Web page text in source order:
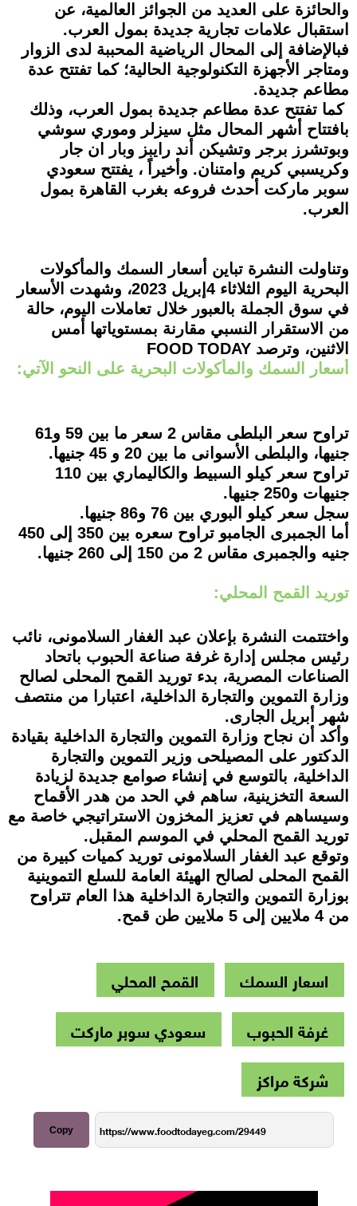
والحائزة على العديد من الجوائز العالمية، عن
استقبال علامات تجارية جديدة بمول العرب.
فبالإضافة إلى المحال الرياضية المحببة لدى الزوار
ومتاجر الأجهزة التكنولوجية الحالية؛ كما تفتتح عدة
مطاعم جديدة.
كما تفتتح عدة مطاعم جديدة بمول العرب، وذلك
بافتتاح أشهر المحال مثل سيزلر وموري سوشي
وبوتشرز برجر وتشيكن أند رايبز وبار ان جار
وكريسبي كريم وامتنان. وأخيراً ، يفتتح سعودي
سوبر ماركت أحدث فروعه بغرب القاهرة بمول
العرب.
وتناولت النشرة تباين أسعار السمك والمأكولات
البحرية اليوم الثلاثاء 4إبريل 2023، وشهدت الأسعار
في سوق الجملة بالعبور خلال تعاملات اليوم، حالة
من الاستقرار النسبي مقارنة بمستوياتها أمس
الاثنين، وترصد FOOD TODAY
أسعار السمك والمأكولات البحرية على النحو الآتي:
تراوح سعر البلطى مقاس 2 سعر ما بين 59 و61
جنيها، والبلطى الأسوانى ما بين 20 و 45 جنيها.
تراوح سعر كيلو السبيط والكاليماري بين 110
جنيهات و250 جنيها.
سجل سعر كيلو البوري بين 76 و86 جنيها.
أما الجمبرى الجامبو تراوح سعره بين 350 إلى 450
جنيه والجمبرى مقاس 2 من 150 إلى 260 جنيها.
توريد القمح المحلي:
واختتمت النشرة بإعلان عبد الغفار السلامونى، نائب
رئيس مجلس إدارة غرفة صناعة الحبوب باتحاد
الصناعات المصرية، بدء توريد القمح المحلى لصالح
وزارة التموين والتجارة الداخلية، اعتبارا من منتصف
شهر أبريل الجارى.
وأكد أن نجاح وزارة التموين والتجارة الداخلية بقيادة
الدكتور على المصيلحى وزير التموين والتجارة
الداخلية، بالتوسع في إنشاء صوامع جديدة لزيادة
السعة التخزينية، ساهم في الحد من هدر الأقماح
وسيساهم في تعزيز المخزون الاستراتيجي خاصة مع
توريد القمح المحلي في الموسم المقبل.
وتوقع عبد الغفار السلامونى توريد كميات كبيرة من
القمح المحلى لصالح الهيئة العامة للسلع التموينية
بوزارة التموين والتجارة الداخلية هذا العام تتراوح
من 4 ملايين إلى 5 ملايين طن قمح.
اسعار السمك
القمح المحلي
غرفة الحبوب
سعودي سوبر ماركت
شركة مراكز
Copy